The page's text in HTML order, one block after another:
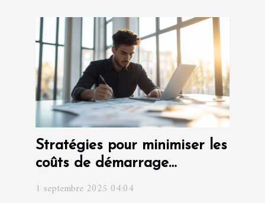
Stratégies pour minimiser les
coûts de démarrage
1 septembre 2025 04:04